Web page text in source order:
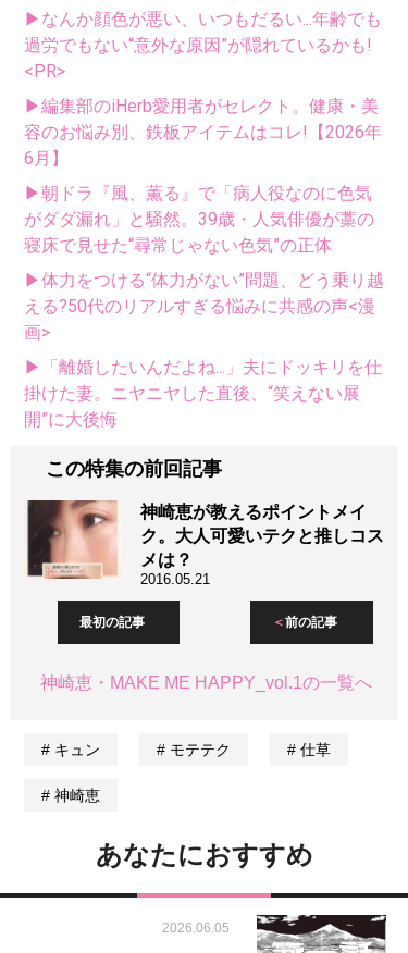
▶なんか顔色が悪い、いつもだるい...年齢でも
過労でもない“意外な原因”が隠れているかも!
<PR>
▶編集部のiHerb愛用者がセレクト。健康・美
容のお悩み別、鉄板アイテムはコレ!【2026年
6月】
▶朝ドラ『風、薫る』で「病人役なのに色気
がダダ漏れ」と騒然。39歳・人気俳優が藁の
寝床で見せた“尋常じゃない色気”の正体
▶体力をつける“体力がない”問題、どう乗り越
える?50代のリアルすぎる悩みに共感の声<漫
画>
▶「離婚したいんだよね...」夫にドッキリを仕
掛けた妻。ニヤニヤした直後、“笑えない展
開”に大後悔
この特集の前回記事
神崎恵が教えるポイントメイ
ク。大人可愛いテクと推しコス
メは？
2016.05.21
最初の記事 前の記事
神崎恵・MAKE ME HAPPY_vol.1の一覧へ
キュン モテテク 仕草
神崎恵
あなたにおすすめ
2026.06.05